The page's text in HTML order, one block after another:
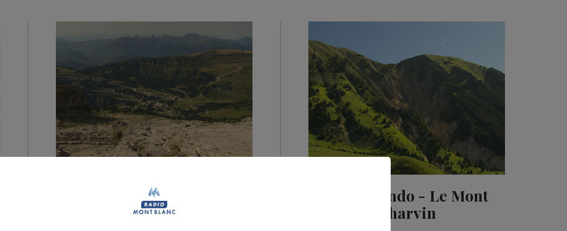
L'idée rando - Le
Désert de Platé
L'idée rando - Le Mont
Charvin